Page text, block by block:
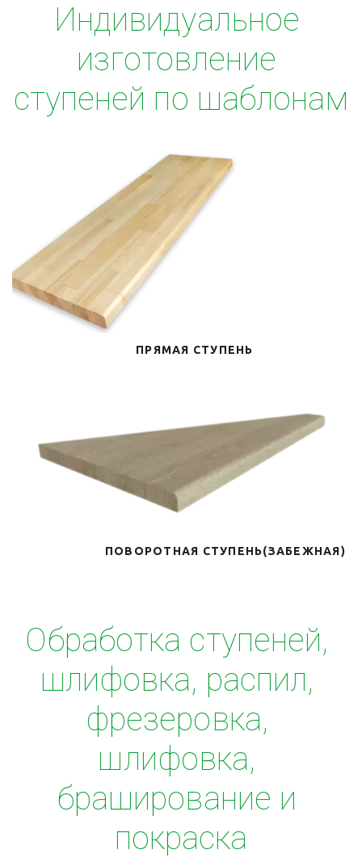
Индивидуальное
изготовление
ступеней по шаблонам
ПРЯМАЯ СТУПЕНЬ
ПОВОРОТНАЯ СТУПЕНЬ(ЗАБЕЖНАЯ)
Обработка ступеней,
шлифовка, распил,
фрезеровка,
шлифовка,
браширование и
покраска